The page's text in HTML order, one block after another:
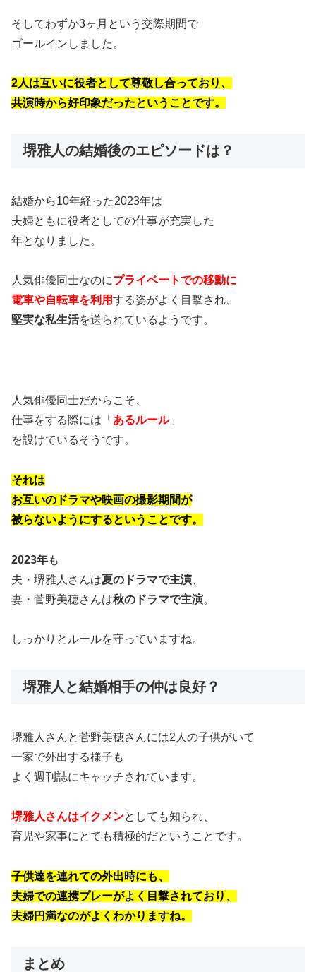
そしてわずか3ヶ月という交際期間で
ゴールインしました。
2人は互いに役者として尊敬し合っており、
共演時から好印象だったということです。
堺雅人の結婚後のエピソードは？
結婚から10年経った2023年は
夫婦ともに役者としての仕事が充実した
年となりました。
人気俳優同士なのにプライベートでの移動に
電車や自転車を利用する姿がよく目撃され、
堅実な私生活を送られているようです。
人気俳優同士だからこそ、
仕事をする際には「 あるルール」
を設けているそうです。
それは
お互いのドラマや映画の撮影期間が
被らないようにするということです。
2023年も
夫・堺雅人さんは夏のドラマで主演
妻・菅野美穂さんは秋のドラマで主演。
しっかりとルールを守っていますね。
堺雅人と結婚相手の仲は良好？
堺雅人さんと菅野美穂さんには2人の子供がいて
一家で外出する様子も
よく週刊誌にキャッチされています。
堺雅人さんはイクメンとしても知られ、
育児や家事にとても積極的だということです。
子供達を連れての外出時にも、
夫婦での連携プレーがよく目撃されており、
夫婦円満なのがよくわかりますね。
まとめ